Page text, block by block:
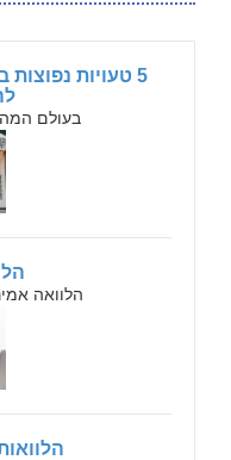
5 טעויות
בעולם
הלוואה